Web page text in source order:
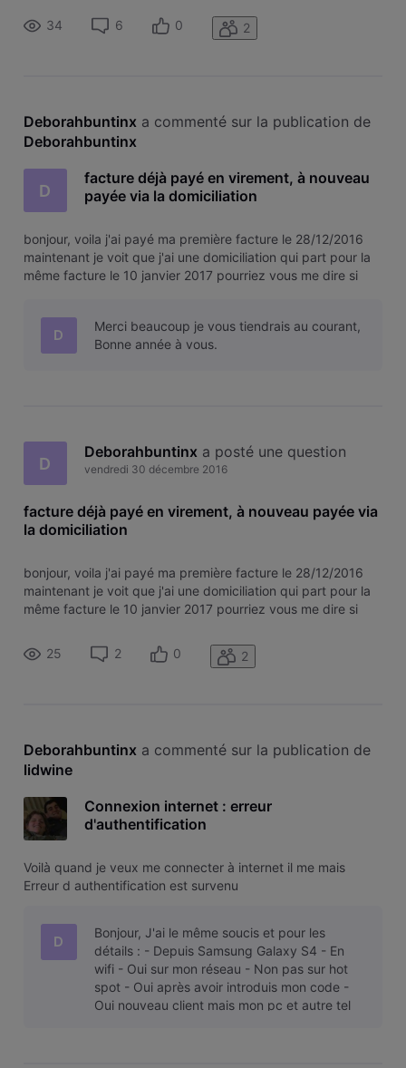
même! Pourriez-vous me dire ce qu'il en ai, merci d'avance.
34 6 0 2
Deborahbuntinx a commenté sur la publication de
Deborahbuntinx
D
facture déjà payé en virement, à nouveau
payée via la domiciliation
bonjour, voila j'ai payé ma première facture le 28/12/2016
maintenant je voit que j'ai une domiciliation qui part pour la
même facture le 10 janvier 2017 pourriez vous me dire si
D
Merci beaucoup je vous tiendrais au courant,
Bonne année à vous.
D
Deborahbuntinx a posté une question
vendredi 30 décembre 2016
facture déjà payé en virement, à nouveau payée via
la domiciliation
bonjour, voila j'ai payé ma première facture le 28/12/2016
maintenant je voit que j'ai une domiciliation qui part pour la
même facture le 10 janvier 2017 pourriez vous me dire si
d'année
25 2 0 2
Deborahbuntinx a commenté sur la publication de
lidwine
Connexion internet : erreur
d'authentification
Voilà quand je veux me connecter à internet il me mais
Erreur d authentification est survenu
D
Bonjour, J'ai le même soucis et pour les
détails : - Depuis Samsung Galaxy S4 - En
wifi - Oui sur mon réseau - Non pas sur hot
spot - Oui après avoir introduis mon code -
Oui nouveau client mais mon pc et autre tel